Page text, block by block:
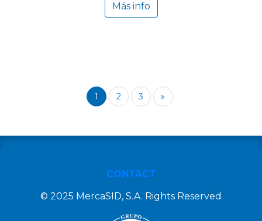
Más info
1 2 3 »
CONTACT
© 2025 MercaSID, S.A. Rights Reserved